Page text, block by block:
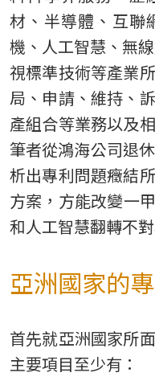
材、半導體、互聯
機、人工智慧、無
視標準技術等產業
局、申請、維持、
產組合等業務以及
筆者從鴻海公司退
析出專利問題癥結
方案，方能改變一
和人工智慧翻轉不
亞洲國家的
首先就亞洲國家所
主要項目至少有：